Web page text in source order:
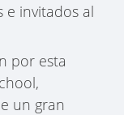
e invitados al
por esta
un gran